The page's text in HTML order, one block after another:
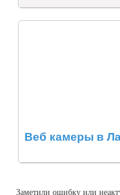
Веб камеры в
Заметили ошибку или